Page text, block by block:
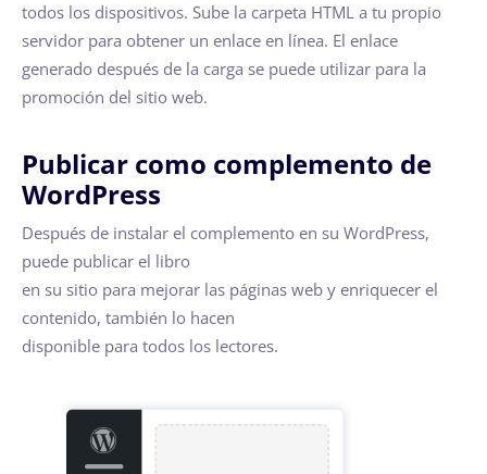
todos los dispositivos. Sube la carpeta HTML a tu propio
servidor para obtener un enlace en línea. El enlace
generado después de la carga se puede utilizar para la
promoción del sitio web.
Publicar como complemento de
WordPress
Después de instalar el complemento en su WordPress,
puede publicar el libro
en su sitio para mejorar las páginas web y enriquecer el
contenido, también lo hacen
disponible para todos los lectores.